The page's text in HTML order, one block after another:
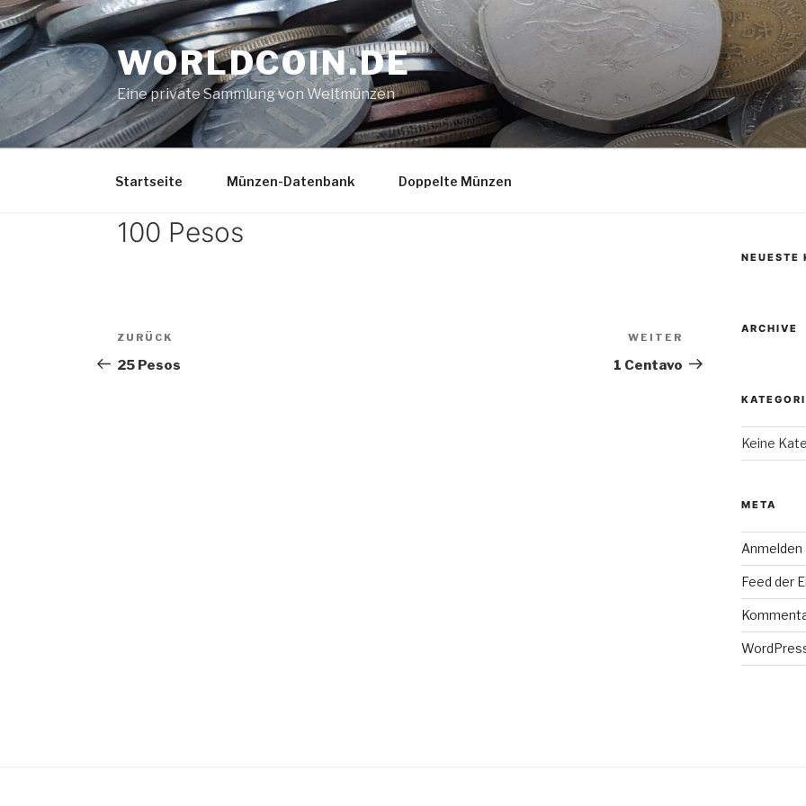
Zum
Inhalt
springen
WORLDCOIN.DE
Eine private Sammlung von Weltmünzen
Startseite Münzen-Datenbank Doppelte Münzen
100 Pesos
Beitrags-
Navigation
Vorheriger
Beitrag
ZURÜCK
25 Pesos
Beitrag
WEITER
1 Centavo
NEUESTE
ARCHIVE
Keine
META
Anmelden
Feed der